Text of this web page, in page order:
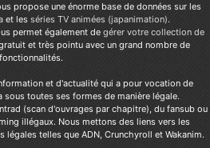
propose une énorme base de données sur les
et les séries TV animées (japanimation).
permet également de gérer votre collection de
et très pointu avec un grand nombre de
fonctionnalités.
et d'actualité qui a pour vocation de
toutes ses formes de manière légale.
(scan d'ouvrages par chapitre), du fansub ou
illégaux. Nous mettons des liens vers les
telles que ADN, Crunchyroll et Wakanim.